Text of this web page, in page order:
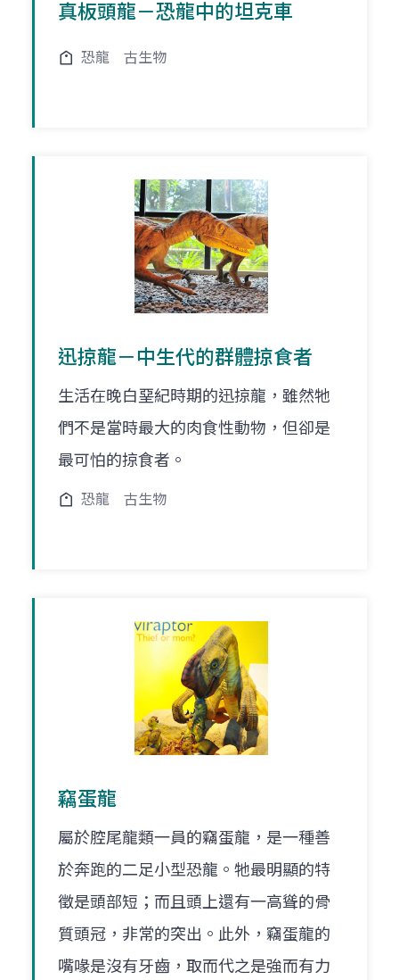
真板頭龍－恐龍中的坦克車
恐龍 古生物
迅掠龍－中生代的群體掠食者
生活在晚白堊紀時期的迅掠龍，雖然牠
們不是當時最大的肉食性動物，但卻是
最可怕的掠食者。
恐龍 古生物
竊蛋龍
屬於腔尾龍類一員的竊蛋龍，是一種善
於奔跑的二足小型恐龍。牠最明顯的特
徵是頭部短；而且頭上還有一高聳的骨
質頭冠，非常的突出。此外，竊蛋龍的
嘴喙是沒有牙齒，取而代之是強而有力